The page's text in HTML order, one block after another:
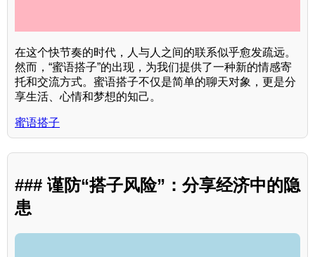
在这个快节奏的时代，人与人之间的联系似乎愈发疏远。
然而，“蜜语搭子”的出现，为我们提供了一种新的情感寄
托和交流方式。蜜语搭子不仅是简单的聊天对象，更是分
享生活、心情和梦想的知己。
蜜语搭子
### 谨防“搭子风险”：分享经济中的隐
患